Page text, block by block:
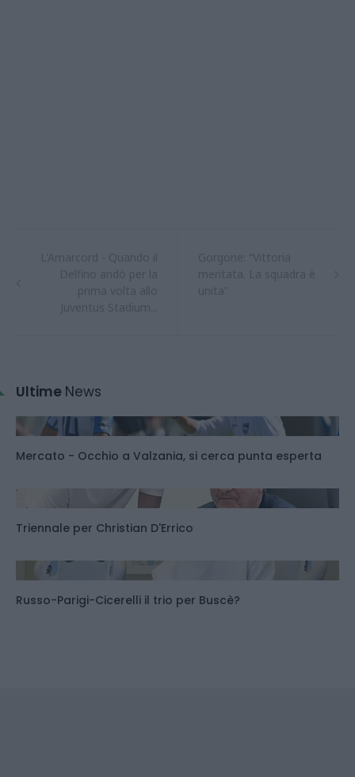
Ultime News
Mercato - Occhio a Valzania, si cerca punta esperta
Triennale per Christian D'Errico
Russo-Parigi-Cicerelli il trio per Buscè?